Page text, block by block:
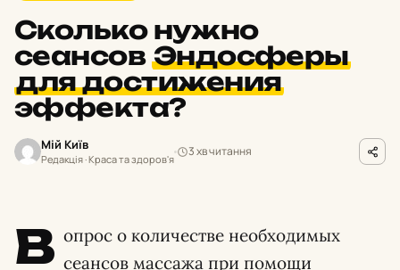
Сколько нужно
сеансов Эндосферы
для достижения
эффекта?
Мій Київ
Редакція · Краса та здоров'я
3 хв читання
В опрос о количестве необходимых
сеансов массажа при помощи